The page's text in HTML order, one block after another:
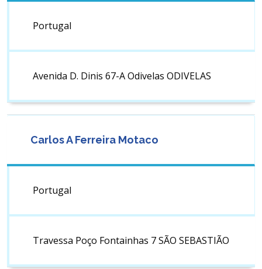
Portugal
Avenida D. Dinis 67-A Odivelas ODIVELAS
Carlos A Ferreira Motaco
Portugal
Travessa Poço Fontainhas 7 SÃO SEBASTIÃO